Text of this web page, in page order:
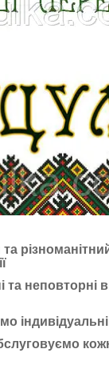
та неповторні